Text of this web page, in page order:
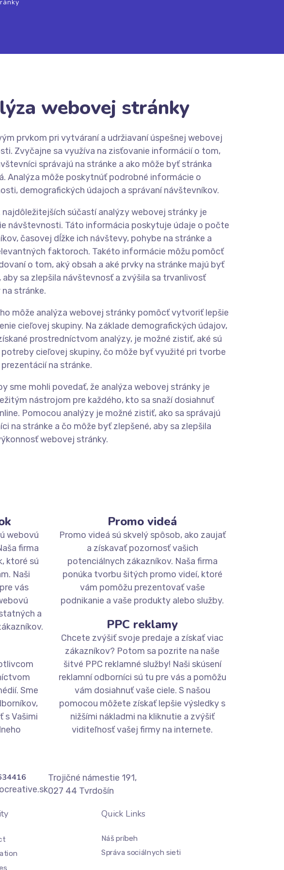
webovej stránky
prvkom pri vytváraní a udržiavaní úspešnej webovej
Zvyčajne sa využíva na zisťovanie informácií o tom,
správajú na stránke a ako môže byť stránka
Analýza môže poskytnúť podrobné informácie o
demografických údajoch a správaní návštevníkov.
najdôležitejších súčastí analýzy webovej stránky je
návštevnosti. Táto informácia poskytuje údaje o počte
časovej dĺžke ich návštevy, pohybe na stránke a
faktoroch. Takéto informácie môžu pomôcť
o tom, aký obsah a aké prvky na stránke majú byť
aby sa zlepšila návštevnosť a zvýšila sa trvanlivosť
stránke.
môže analýza webovej stránky pomôcť vytvoriť lepšie
cieľovej skupiny. Na základe demografických údajov,
prostredníctvom analýzy, je možné zistiť, aké sú
potreby cieľovej skupiny, čo môže byť využité pri tvorbe
na stránke.
sme mohli povedať, že analýza webovej stránky je
nástrojom pre každého, kto sa snaží dosiahnuť
Pomocou analýzy je možné zistiť, ako sa správajú
na stránke a čo môže byť zlepšené, aby sa zlepšila
webovej stránky.
webovú
firma
ktoré sú
Naši
vás
a
Sme
s Vašimi
Promo videá
Promo videá sú skvelý spôsob, ako zaujať
a získavať pozornosť vašich
potenciálnych zákazníkov. Naša firma
ponúka tvorbu šitých promo videí, ktoré
vám pomôžu prezentovať vaše
podnikanie a vaše produkty alebo služby.
PPC reklamy
Chcete zvýšiť svoje predaje a získať viac
zákazníkov? Potom sa pozrite na naše
šitvé PPC reklamné služby! Naši skúsení
reklamní odborníci sú tu pre vás a pomôžu
vám dosiahnuť vaše ciele. S našou
pomocou môžete získať lepšie výsledky s
nižšími nákladmi na kliknutie a zvýšiť
viditeľnosť vašej firmy na internete.
Trojičné námestie 191,
027 44 Tvrdošín
Quick Links
Náš príbeh
Správa sociálnych sieti